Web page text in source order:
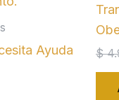
Ayuda
$